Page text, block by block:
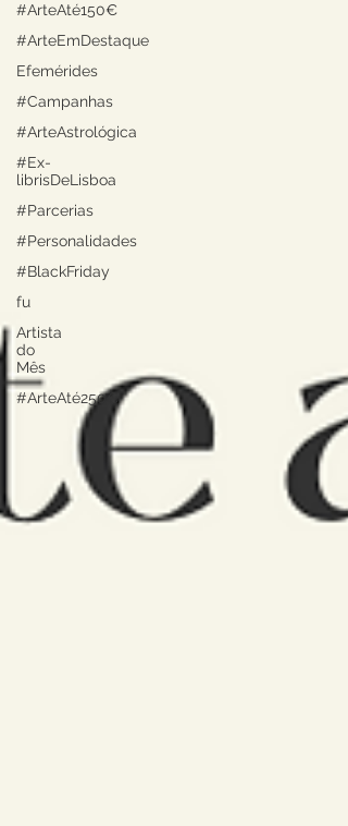
#ArteAté150€
#ArteEmDestaque
Efemérides
#Campanhas
#ArteAstrológica
#Ex-
librisDeLisboa
#Parcerias
#Personalidades
#BlackFriday
fu
Artista
do
Mês
#ArteAté250€